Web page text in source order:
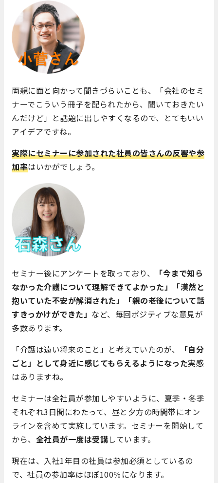
両親に面と向かって聞きづらいことも、「会社のセミ
ナーでこういう冊子を配られたから、聞いておきたい
んだけど」と話題に出しやすくなるので、とてもいい
アイデアですね。
実際にセミナーに参加された社員の皆さんの反響や参
加率はいかがでしょう。
セミナー後にアンケートを取っており、
「今まで知ら
なかった介護について理解できてよかった」「漠然と
抱いていた不安が解消された」「親の老後について話
すきっかけができた」 など、毎回ポジティブな意見が
多数あります。
「介護は遠い将来のこと」と考えていたのが、
「自分
ごと」として身近に感じてもらえるようになった実感
はありますね。
セミナーは全社員が参加しやすいように、夏季・冬季
それぞれ3日間にわたって、昼と夕方の時間帯にオン
ラインを含めて実施しています。セミナーを開始して
から、 全社員が一度は受講しています。
現在は、入社1年目の社員は参加必須としているの
で、社員の参加率はほぼ100％になります。